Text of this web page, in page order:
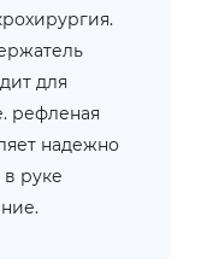
для
рефленая
надежно
руке